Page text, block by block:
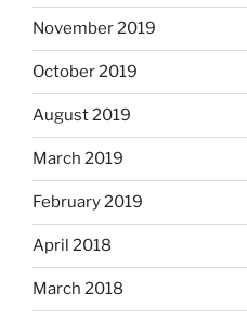
November 2019
October 2019
August 2019
March 2019
February 2019
April 2018
March 2018